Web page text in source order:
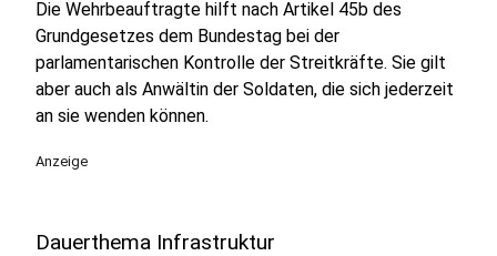
Die Wehrbeauftragte hilft nach Artikel 45b des
Grundgesetzes dem Bundestag bei der
parlamentarischen Kontrolle der Streitkräfte. Sie gilt
aber auch als Anwältin der Soldaten, die sich jederzeit
an sie wenden können.
Anzeige
Dauerthema Infrastruktur